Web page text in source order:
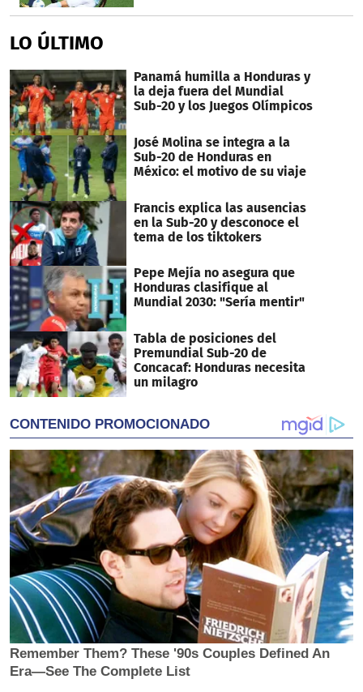
LO ÚLTIMO
Panamá humilla a Honduras y
la deja fuera del Mundial
Sub-20 y los Juegos Olímpicos
José Molina se integra a la
Sub-20 de Honduras en
México: el motivo de su viaje
Francis explica las ausencias
en la Sub-20 y desconoce el
tema de los tiktokers
Pepe Mejía no asegura que
Honduras clasifique al
Mundial 2030: "Sería mentir"
Tabla de posiciones del
Premundial Sub-20 de
Concacaf: Honduras necesita
un milagro